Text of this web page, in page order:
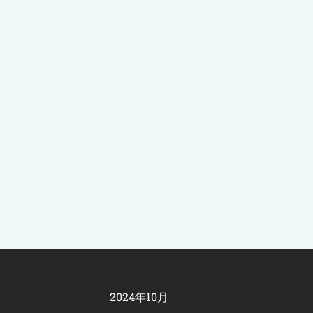
2024年10月